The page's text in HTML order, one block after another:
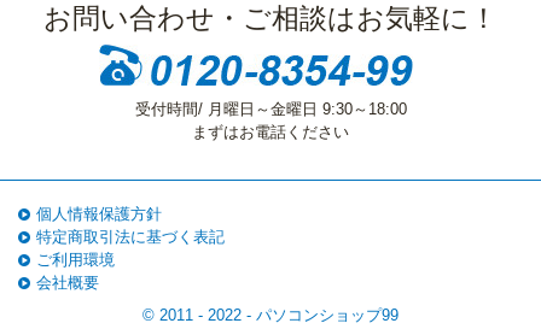
お問い合わせ・ご相談はお気軽に！
受付時間/ 月曜日～金曜日 9:30～18:00
まずはお電話ください
個人情報保護方針
特定商取引法に基づく表記
ご利用環境
会社概要
© 2011 - 2022 - パソコンショップ99